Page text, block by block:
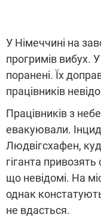
У Німеччині на
прогримів вибух.
поранені. Їх
працівників
Працівників з
евакуювали.
Людвігсхафен,
гіганта
що невідомі. На
однак
не вдасться.